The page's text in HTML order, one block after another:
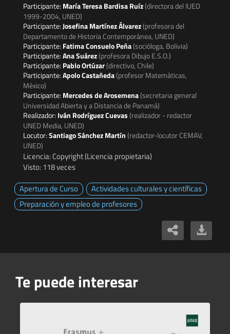
Participante: María Teresa Bardisa Ruíz(directora del IUED
1999-2004, UNED)
Participante:Josefina Martínez Álvarez(profesora del
Departamento de Historia Contemporánea, UNED)
Participante: Fatima Consuelo Peña(socióloga, Bolivia)
Participante:Ana Suárez(profesora Dibujo E.S.O.)
Participante: Pablo Ortúzar(directivo, Chile)
Participante:Apolo Castañeda(profesor Matemáticas,
México)
Participante: Mercedes de Arosemena(secretaria general
Universidad Abierta y a Distancia de Panamá)
Realizador: Iván Rodríguez Cuevas(realizador - redactor
UNED Media, UNED)
Locutor:Santiago Sánchez Martín(redactor-locutor CEMAV,
UNED)
Licencia: Copyright (Licencia propietaria)
Visto: 118 veces
Apertura de Curso
Actividades culturales y científicas
Preparación y empleo de profesores
Te puede interesar